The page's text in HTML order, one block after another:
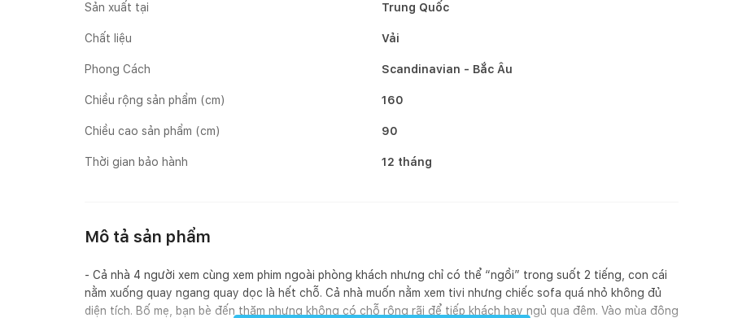
Sản xuất tại Trung Quốc
Chất liệu Vải
Phong Cách Scandinavian - Bắc Âu
Chiều rộng sản phẩm (cm) 160
Chiều cao sản phẩm (cm) 90
Thời gian bảo hành 12 tháng
Mô tả sản phẩm
- Cả nhà 4 người xem cùng xem phim ngoài phòng khách nhưng chỉ có thể “ngồi” trong suốt 2 tiếng, con cái
nằm xuống quay ngang quay dọc là hết chỗ. Cả nhà muốn nằm xem tivi nhưng chiếc sofa quá nhỏ không đủ
diện tích. Bố mẹ, bạn bè đến thăm nhưng không có chỗ rộng rãi để tiếp khách hay ngủ qua đêm. Vào mùa đông